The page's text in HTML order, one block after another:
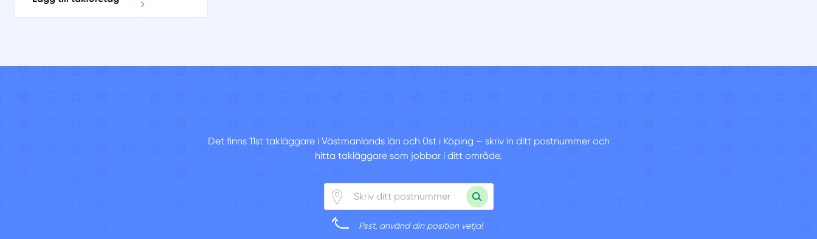
Det finns 11st takläggare i Västmanlands län och 0st i Köping – skriv in ditt postnummer och
hitta takläggare som jobbar i ditt område.
Psst, använd din position vetja!